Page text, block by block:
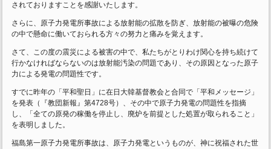
されておりますことを感謝いたします。
さらに、原子力発電所事故による放射能の拡散を防ぎ、放射能の被曝の危険
の中で懸命に働いておられる方々の努力と痛みを覚えます。
さて、この度の震災による被害の中で、私たちがとりわけ関心を持ち続けて
行かなければならないのは放射能汚染の問題であり、その原因となった原子
力による発電の問題性です。
すでに昨年の「平和聖日」に在日大韓基督教会と合同で「平和メッセージ」
を発表（『教団新報』第4728号）、その中で原子力発電の問題性を指摘
し、「全ての原発の稼働を停止し、廃炉を前提とした処置が取られること」
を表明しました。
福島第一原子力発電所事故は、原子力発電というものが、神に祝福された世